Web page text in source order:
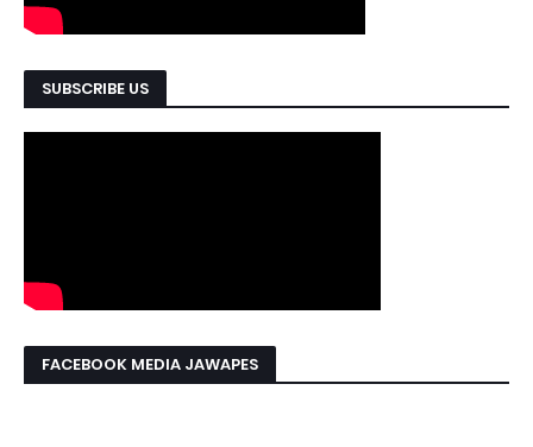
SUBSCRIBE US
FACEBOOK MEDIA JAWAPES